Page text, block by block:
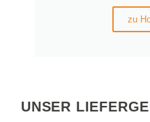
zu
UNSER